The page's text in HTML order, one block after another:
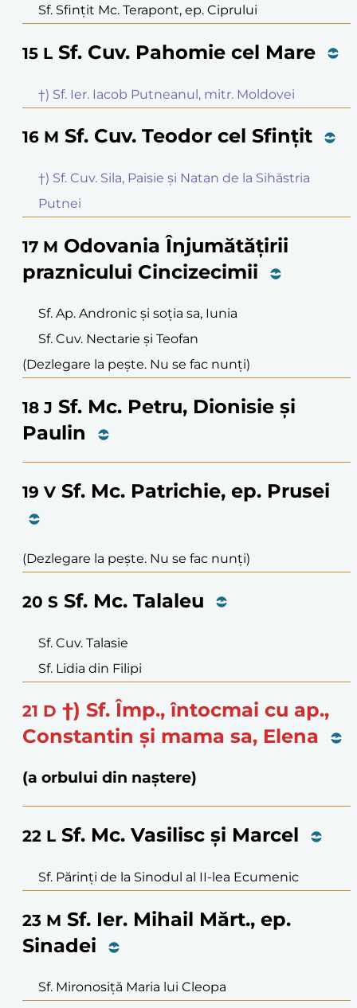
Sf. Sfințit Mc. Terapont, ep. Ciprului
15 L Sf. Cuv. Pahomie cel Mare
†) Sf. Ier. Iacob Putneanul, mitr. Moldovei
16 M Sf. Cuv. Teodor cel Sfințit
†) Sf. Cuv. Sila, Paisie și Natan de la Sihăstria
Putnei
17 M Odovania Înjumătățirii
praznicului Cincizecimii
Sf. Ap. Andronic și soția sa, Iunia
Sf. Cuv. Nectarie și Teofan
(Dezlegare la pește. Nu se fac nunți)
18 J Sf. Mc. Petru, Dionisie și
Paulin
19 V Sf. Mc. Patrichie, ep. Prusei
(Dezlegare la pește. Nu se fac nunți)
20 S Sf. Mc. Talaleu
Sf. Cuv. Talasie
Sf. Lidia din Filipi
21 D †) Sf. Împ., întocmai cu ap.,
Constantin și mama sa, Elena
(a orbului din naștere)
22 L Sf. Mc. Vasilisc și Marcel
Sf. Părinți de la Sinodul al II-lea Ecumenic
23 M Sf. Ier. Mihail Mărt., ep.
Sinadei
Sf. Mironosiță Maria lui Cleopa